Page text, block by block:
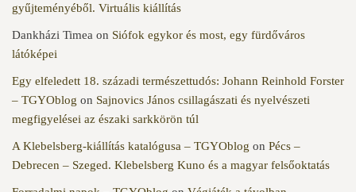
gyűjteményéből. Virtuális kiállítás
Dankházi Timea on Siófok egykor és most, egy fürdőváros
látóképei
Egy elfeledett 18. századi természettudós: Johann Reinhold Forster
– TGYOblog on Sajnovics János csillagászati és nyelvészeti
megfigyelései az északi sarkkörön túl
A Klebelsberg-kiállítás katalógusa – TGYOblog on Pécs –
Debrecen – Szeged. Klebelsberg Kuno és a magyar felsőoktatás